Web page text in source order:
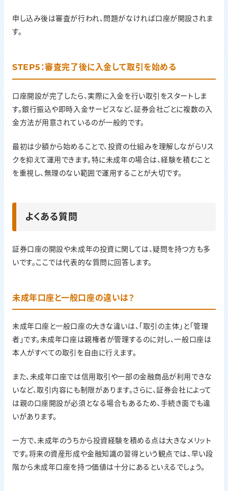
申し込み後は審査が行われ、問題がなければ口座が開設されま
す。
STEP5：審査完了後に入金して取引を始める
口座開設が完了したら、実際に入金を行い取引をスタートしま
す。銀行振込や即時入金サービスなど、証券会社ごとに複数の入
金方法が用意されているのが一般的です。
最初は少額から始めることで、投資の仕組みを理解しながらリス
クを抑えて運用できます。特に未成年の場合は、経験を積むこと
を重視し、無理のない範囲で運用することが大切です。
よくある質問
証券口座の開設や未成年の投資に関しては、疑問を持つ方も多
いです。ここでは代表的な質問に回答します。
未成年口座と一般口座の違いは？
未成年口座と一般口座の大きな違いは、「取引の主体」と「管理
者」です。未成年口座は親権者が管理するのに対し、一般口座は
本人がすべての取引を自由に行えます。
また、未成年口座では信用取引や一部の金融商品が利用できな
いなど、取引内容にも制限があります。さらに、証券会社によって
は親の口座開設が必須となる場合もあるため、手続き面でも違
いがあります。
一方で、未成年のうちから投資経験を積める点は大きなメリット
です。将来の資産形成や金融知識の習得という観点では、早い段
階から未成年口座を持つ価値は十分にあるといえるでしょう。